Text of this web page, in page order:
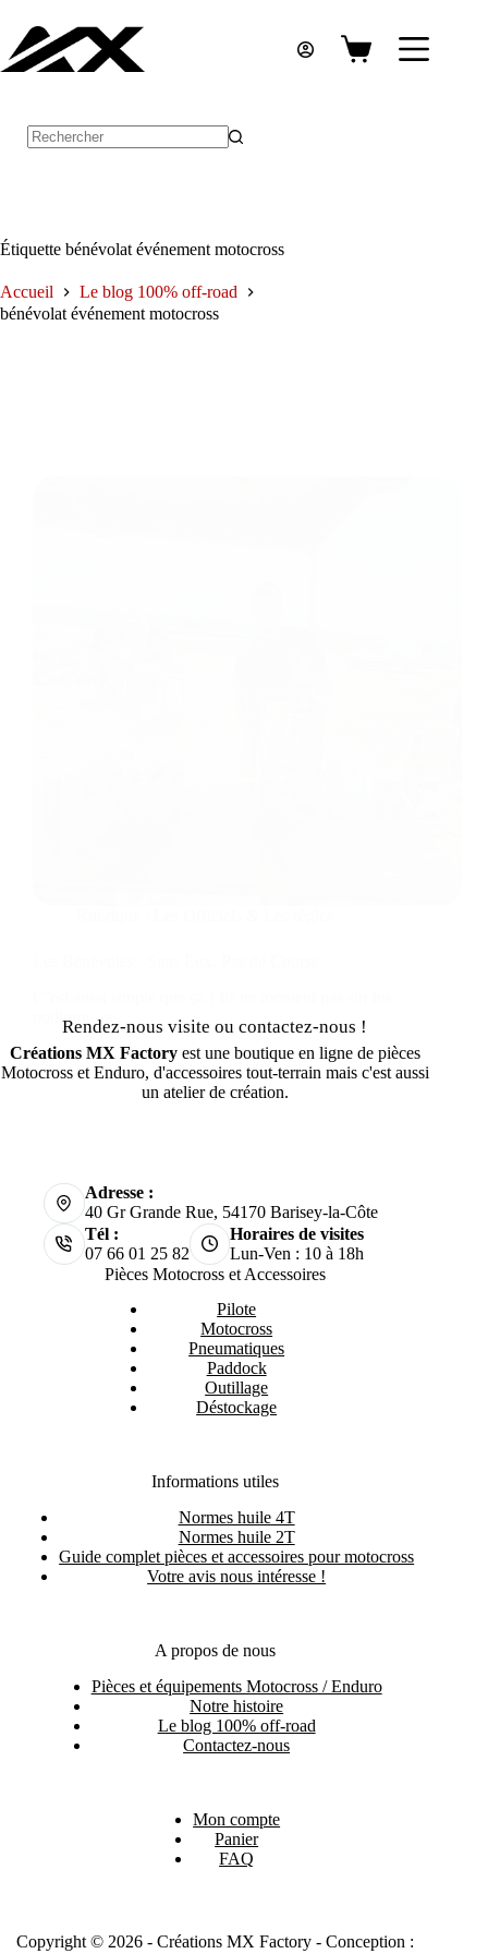
contenu
Panier
Étiquette bénévolat événement motocross
Accueil
Le blog 100% off-road
bénévolat événement motocross
podiums, ne…
Rendez-nous visite ou contactez-nous !
Créations MX Factoryest une boutique en ligne de pièces
Motocross et Enduro, d'accessoires tout-terrain mais c'est aussi
un atelier de création.
Adresse :
40 Gr Grande Rue, 54170 Barisey-la-Côte
Tél :
07 66 01 25 82
Horaires de visites
Lun-Ven : 10 à 18h
Pièces Motocross et Accessoires
Pilote
Motocross
Pneumatiques
Paddock
Outillage
Déstockage
Informations utiles
Normes huile 4T
Normes huile 2T
Guide complet pièces et accessoires pour motocross
Votre avis nous intéresse !
A propos de nous
Pièces et équipements Motocross / Enduro
Notre histoire
Le blog 100% off-road
Contactez-nous
Mon compte
Panier
FAQ
Copyright © 2026 - Créations MX Factory - Conception :